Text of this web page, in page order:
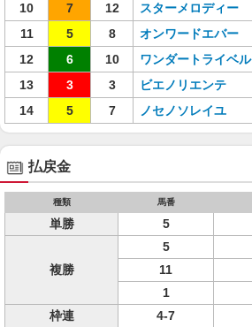
10
7 12 スターメロディー
11
5 8 オンワードエバー
12
6 10 ワンダートライベル
13
3 3 ビエノリエンテ
14
5 7 ノセノソレイユ
払戻金
種類 馬番
単勝 5
複勝
5
11
1
枠連
4-7